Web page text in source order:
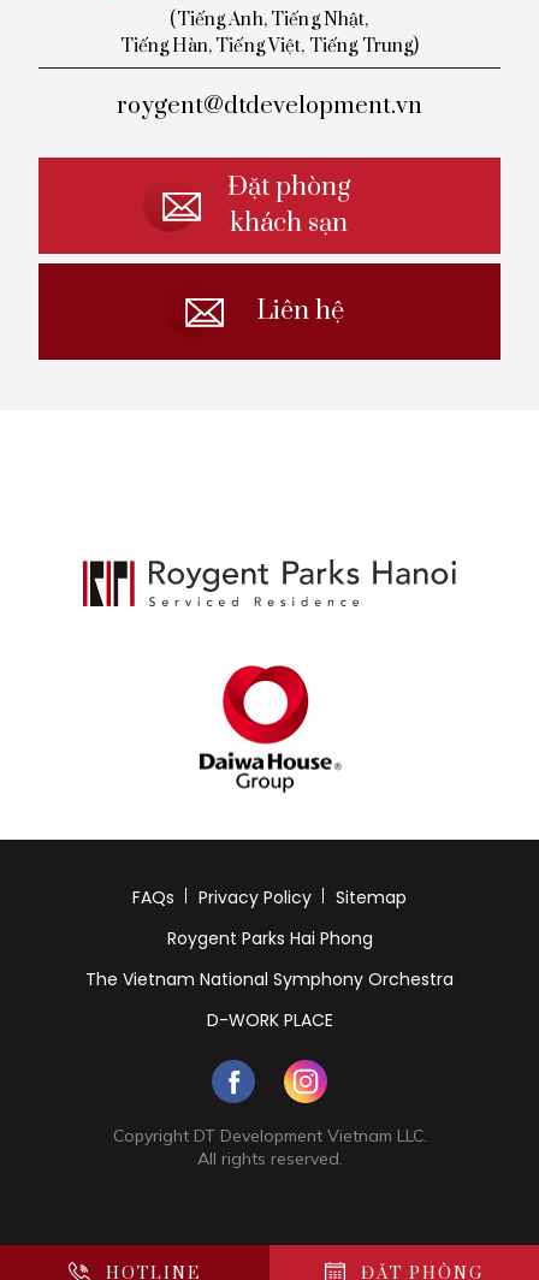
HOTLINE ĐẶT PHÒNG
(Tiếng Anh, Tiếng Nhật,
TiếngHàn, Tiếng Việt, Tiếng Trung)
roygent@dtdevelopment.vn
Đặt phòng
khách sạn
Liên hệ
FAQs Privacy Policy
Sitemap
Roygent Parks Hai Phong
The Vietnam National Symphony Orchestra
D-WORK PLACE
Copyright DT Development Vietnam LLC.
All rights reserved.